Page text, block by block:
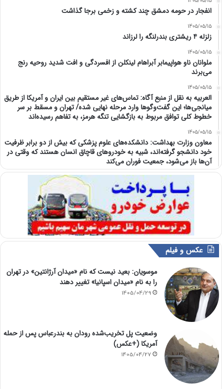
انفجار در حومه دمشق چند کشته و زخمی برجا گذاشت
1405/05/15
زلزله ۴ ریشتری بندرلنگه را لرزاند
1405/05/15
ملوانان ناو هواپیمابر آبراهام لینکلن از افسردگی و افت شدید روحیه رنج
می‌برند
1405/05/15
العربیه به نقل از منبع آگاه: تماس‌های غیر مستقیم بین ایران و آمریکا از طریق
میانجی‌ها؛ این گفت‌و‌گو‌ها وارد مرحله نهایی شده/ تهران و مسقط بر سر
خطوط کلی توافق مربوط به بازگشایی تنگه هرمز، به تفاهم رسیده‌اند
1405/05/15
معاون وزارت بهداشت: دانشکده‌های علوم پزشکی که بیش از دو برابر ظرفیت
خود دانشجو گرفته‌اند، شبیه به خودرو‌های قاچاق انسان هستند که وقتی در
آن‌ها باز می‌شود، جمعیت فوران می‌کند
عکس و فیلم
موسویان: بعید نیست که نام «میدان آرژانتین» در تهران
را به نام «میدان اسپانیا» تغییر دهند
1405/04/29
وضعیت پل تخریب‌شده رودان به بندرعباس پس از حمله
آمریکا (+عکس)
1405/04/27